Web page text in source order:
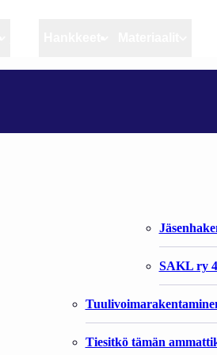
Artikkelit Elinkeino
Rannikko ja
Elinkeinokalatalouden
Kalat ja kalatalous
Vahinkoeläimet
Tiesitkö tämän
Liitto
Liiton
SAKL ry